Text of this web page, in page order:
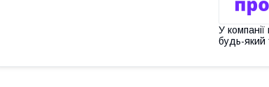
У
будь-який